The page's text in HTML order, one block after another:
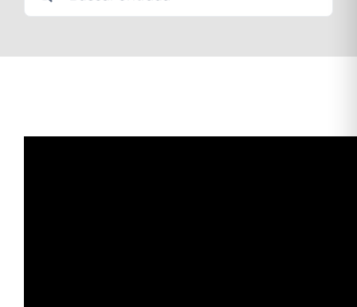
for: